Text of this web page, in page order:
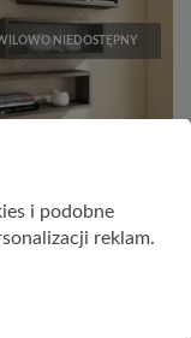
NIEDOSTĘPNY
49,00 zł
i podobne
reklam.